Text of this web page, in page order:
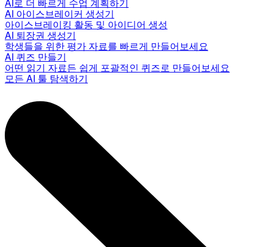
AI 아이스브레이커 생성기
아이스브레이킹 활동 및 아이디어 생성
AI 퇴장권 생성기
학생들을 위한 평가 자료를 빠르게 만들어보세요
AI 퀴즈 만들기
어떤 읽기 자료든 쉽게 포괄적인 퀴즈로 만들어보세요
모든 AI 툴 탐색하기